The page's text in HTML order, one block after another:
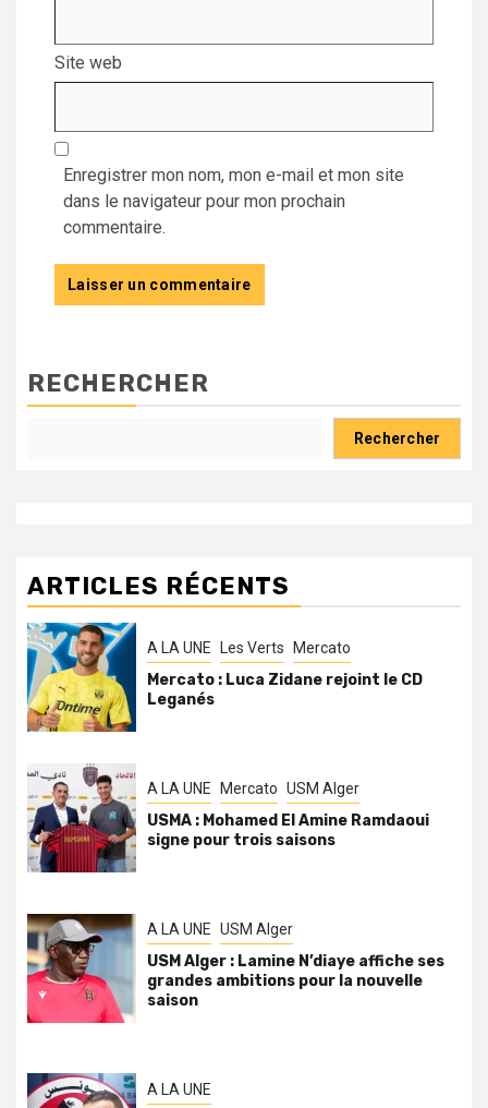
Site web
Enregistrer mon nom, mon e-mail et mon site
dans le navigateur pour mon prochain
commentaire.
RECHERCHER
Rechercher
ARTICLES RÉCENTS
A LA UNE Les Verts Mercato
Mercato : Luca Zidane rejoint le CD
Leganés
A LA UNE Mercato USM Alger
USMA : Mohamed El Amine Ramdaoui
signe pour trois saisons
A LA UNE USM Alger
USM Alger : Lamine N’diaye affiche ses
grandes ambitions pour la nouvelle
saison
A LA UNE